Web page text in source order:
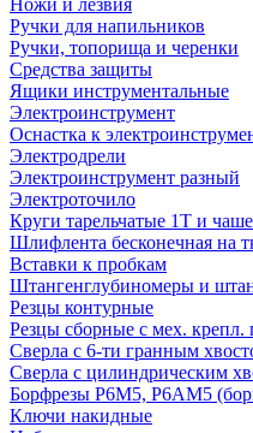
Ножи и лезвия
Ручки для напильников
Ручки, топорища и черенки
Средства защиты
Ящики инструментальные
Электроинструмент
Оснастка к
Электродрели
Электроинструмент разный
Электроточило
Круги тарельчатые 1Т и
Шлифлента бесконечная на
Вставки к пробкам
Штангенглубиномеры и
Резцы контурные
Резцы сборные с мех. крепл.
Сверла с 6-ти гранным
Сверла с цилиндрическим
Борфрезы Р6М5, Р6АМ5
Ключи накидные